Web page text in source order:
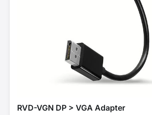
RVD-VGN DP > VGA Adapter